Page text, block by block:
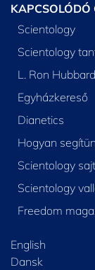
Scientology
Scientology
L. Ron Hubbard
Egyházkereső
Dianetics
Hogyan
Scientology
Scientology
Freedom
English
Dansk